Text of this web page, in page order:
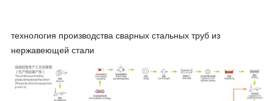
технология производства сварных стальных труб из
нержавеющей стали